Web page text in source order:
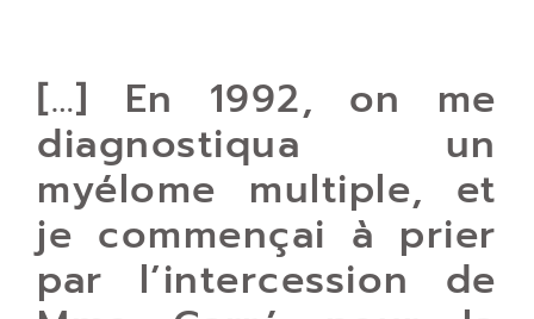
[…] En 1992, on me
diagnostiqua un
myélome multiple, et
je commençai à prier
par l’intercession de